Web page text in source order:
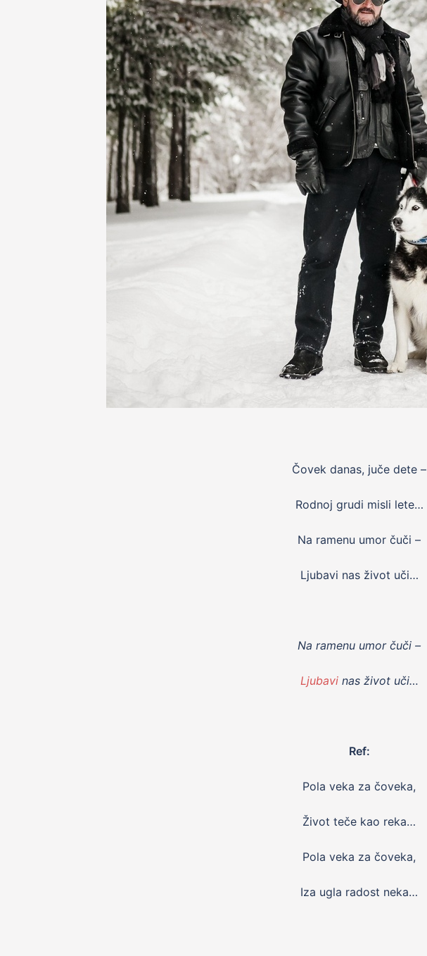
Čovek danas, juče dete –
Rodnoj grudi misli lete…
Na ramenu umor čuči –
Ljubavi nas život uči…
Na ramenu umor čuči –
Ljubavinas život uči…
Ref:
Pola veka za čoveka,
Život teče kao reka…
Pola veka za čoveka,
Iza ugla radost neka…